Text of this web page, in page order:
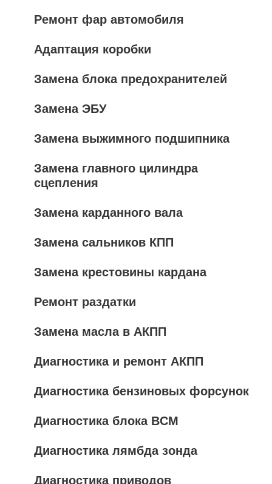
Ремонт фар автомобиля
Адаптация коробки
Замена блока предохранителей
Замена ЭБУ
Замена выжимного подшипника
Замена главного цилиндра
сцепления
Замена карданного вала
Замена сальников КПП
Замена крестовины кардана
Ремонт раздатки
Замена масла в АКПП
Диагностика и ремонт АКПП
Диагностика бензиновых форсунок
Диагностика блока BCM
Диагностика лямбда зонда
Диагностика приводов